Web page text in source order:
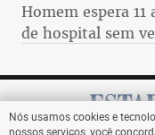
Nós usamos cookies e
nossos serviços, você
Homem espera
de hospital sem